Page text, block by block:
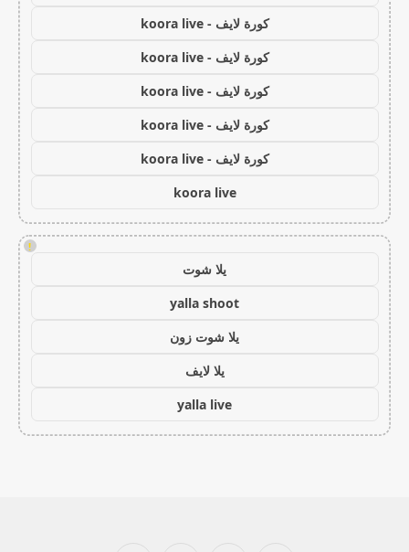
كورة لايف - koora live
كورة لايف - koora live
كورة لايف - koora live
كورة لايف - koora live
كورة لايف - koora live
koora live
!
يلا شوت
yalla shoot
يلا شوت زون
يلا لايف
yalla live